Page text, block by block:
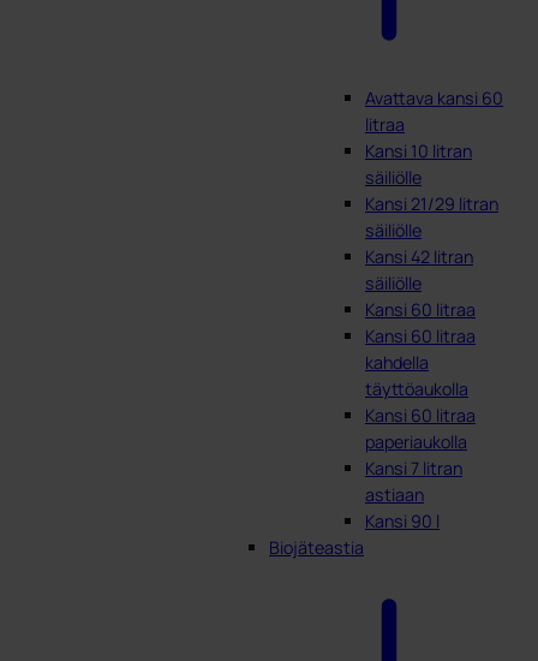
Avattava kansi 60
litraa
Kansi 10 litran
säiliölle
Kansi 21/29 litran
säiliölle
Kansi 42 litran
säiliölle
Kansi 60 litraa
Kansi 60 litraa
kahdella
täyttöaukolla
Kansi 60 litraa
paperiaukolla
Kansi 7 litran
astiaan
Kansi 90 l
Biojäteastia